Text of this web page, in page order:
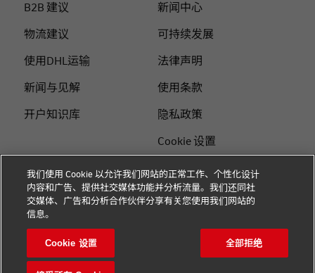
B2B 建议
物流建议
使用DHL运输
新闻与见解
开户知识库
新闻中心
可持续发展
法律声明
使用条款
隐私政策
Cookie 设置
站点地图
关注我们
我们使用 Cookie 以允许我们网站的正常工作、个性化设计
内容和广告、提供社交媒体功能并分析流量。我们还同社
交媒体、广告和分析合作伙伴分享有关您使用我们网站的
信息。
Cookie 设置 全部拒绝